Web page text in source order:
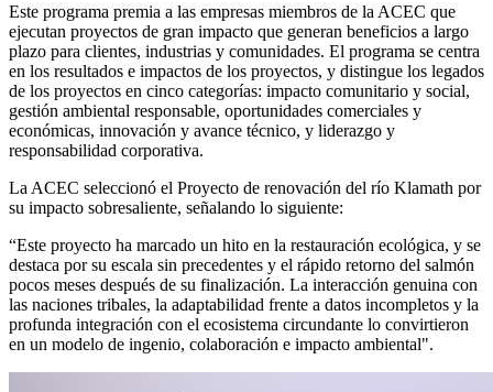
Este programa premia a las empresas miembros de la ACEC que
ejecutan proyectos de gran impacto que generan beneficios a largo
plazo para clientes, industrias y comunidades. El programa se centra
en los resultados e impactos de los proyectos, y distingue los legados
de los proyectos en cinco categorías: impacto comunitario y social,
gestión ambiental responsable, oportunidades comerciales y
económicas, innovación y avance técnico, y liderazgo y
responsabilidad corporativa.
La ACEC seleccionó el Proyecto de renovación del río Klamath por
su impacto sobresaliente, señalando lo siguiente:
“Este proyecto ha marcado un hito en la restauración ecológica, y se
destaca por su escala sin precedentes y el rápido retorno del salmón
pocos meses después de su finalización. La interacción genuina con
las naciones tribales, la adaptabilidad frente a datos incompletos y la
profunda integración con el ecosistema circundante lo convirtieron
en un modelo de ingenio, colaboración e impacto ambiental".